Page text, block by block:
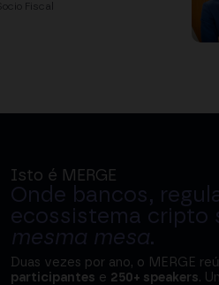
Socio Fiscal
Isto é MERGE
Onde bancos,
ecossistema cripto
mesma mesa.
Duas vezes por ano, o MERGE
participantes e 250+ speakers.